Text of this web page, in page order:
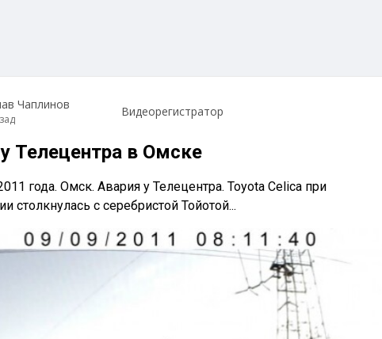
Чаплинов Видеорегистратор
Телецентра в Омске
года. Омск. Авария у Телецентра. Toyota Celica при
столкнулась с серебристой Тойотой...